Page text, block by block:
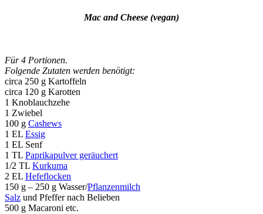
Mac and Cheese (vegan)
Für 4 Portionen.
Folgende Zutaten werden benötigt:
circa 250 g Kartoffeln
circa 120 g Karotten
1 Knoblauchzehe
1 Zwiebel
100 g Cashews
1 EL Essig
1 EL Senf
1 TL Paprikapulver geräuchert
1/2 TL Kurkuma
2 EL Hefeflocken
150 g – 250 g Wasser/Pflanzenmilch
Salz und Pfeffer nach Belieben
500 g Macaroni etc.